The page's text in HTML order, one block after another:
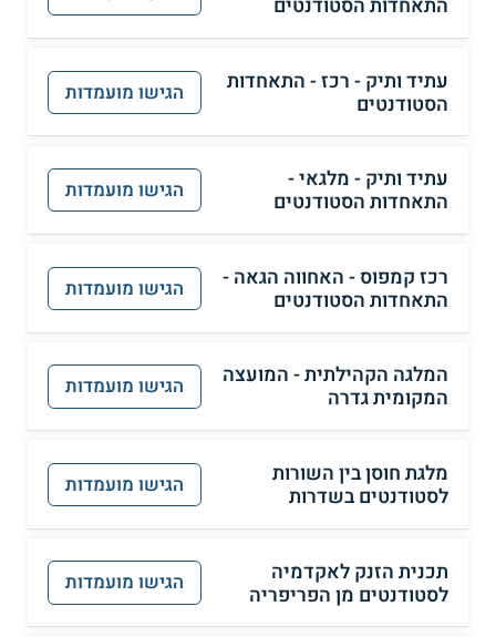
עתיד ותיק - רכז - התאחדות
הסטודנטים
הגישו מועמדות
עתיד ותיק - מלגאי -
התאחדות הסטודנטים
הגישו מועמדות
רכז קמפוס - האחווה הגאה -
התאחדות הסטודנטים
הגישו מועמדות
המלגה הקהילתית - המועצה
המקומית גדרה
הגישו מועמדות
מלגת חוסן בין השורות
לסטודנטים בשדרות
הגישו מועמדות
תכנית הזנק לאקדמיה
לסטודנטים מן הפריפריה
הגישו מועמדות